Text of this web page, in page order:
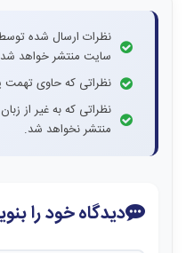
نظرات ارسال شده
سایت منتشر خواهد
نظراتی که حاوی تهمت
نظراتی که به غیر از
منتشر نخواهد شد.
دیدگاه خود را